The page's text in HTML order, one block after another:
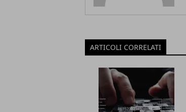
ARTICOLI CORRELATI